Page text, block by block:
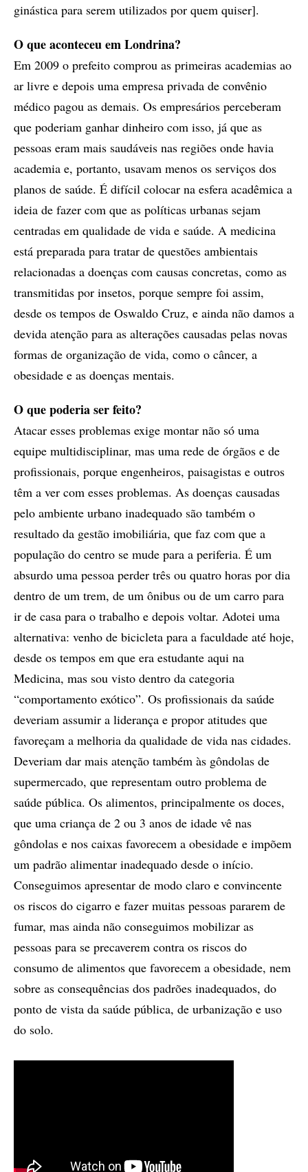
ginástica para serem utilizados por quem quiser].
O que aconteceu em Londrina?
Em 2009 o prefeito comprou as primeiras academias ao
ar livre e depois uma empresa privada de convênio
médico pagou as demais. Os empresários perceberam
que poderiam ganhar dinheiro com isso, já que as
pessoas eram mais saudáveis nas regiões onde havia
academia e, portanto, usavam menos os serviços dos
planos de saúde. É difícil colocar na esfera acadêmica a
ideia de fazer com que as políticas urbanas sejam
centradas em qualidade de vida e saúde. A medicina
está preparada para tratar de questões ambientais
relacionadas a doenças com causas concretas, como as
transmitidas por insetos, porque sempre foi assim,
desde os tempos de Oswaldo Cruz, e ainda não damos a
devida atenção para as alterações causadas pelas novas
formas de organização de vida, como o câncer, a
obesidade e as doenças mentais.
O que poderia ser feito?
Atacar esses problemas exige montar não só uma
equipe multidisciplinar, mas uma rede de órgãos e de
profissionais, porque engenheiros, paisagistas e outros
têm a ver com esses problemas. As doenças causadas
pelo ambiente urbano inadequado são também o
resultado da gestão imobiliária, que faz com que a
população do centro se mude para a periferia. É um
absurdo uma pessoa perder três ou quatro horas por dia
dentro de um trem, de um ônibus ou de um carro para
ir de casa para o trabalho e depois voltar. Adotei uma
alternativa: venho de bicicleta para a faculdade até hoje,
desde os tempos em que era estudante aqui na
Medicina, mas sou visto dentro da categoria
“comportamento exótico”. Os profissionais da saúde
deveriam assumir a liderança e propor atitudes que
favoreçam a melhoria da qualidade de vida nas cidades.
Deveriam dar mais atenção também às gôndolas de
supermercado, que representam outro problema de
saúde pública. Os alimentos, principalmente os doces,
que uma criança de 2 ou 3 anos de idade vê nas
gôndolas e nos caixas favorecem a obesidade e impõem
um padrão alimentar inadequado desde o início.
Conseguimos apresentar de modo claro e convincente
os riscos do cigarro e fazer muitas pessoas pararem de
fumar, mas ainda não conseguimos mobilizar as
pessoas para se precaverem contra os riscos do
consumo de alimentos que favorecem a obesidade, nem
sobre as consequências dos padrões inadequados, do
ponto de vista da saúde pública, de urbanização e uso
do solo.